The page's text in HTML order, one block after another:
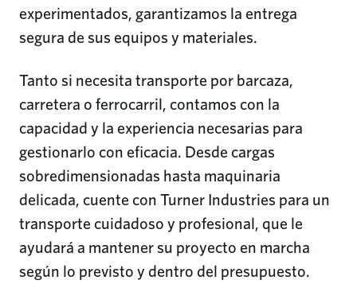
experimentados, garantizamos la entrega
segura de sus equipos y materiales.
Tanto si necesita transporte por barcaza,
carretera o ferrocarril, contamos con la
capacidad y la experiencia necesarias para
gestionarlo con eficacia. Desde cargas
sobredimensionadas hasta maquinaria
delicada, cuente con Turner Industries para un
transporte cuidadoso y profesional, que le
ayudará a mantener su proyecto en marcha
según lo previsto y dentro del presupuesto.